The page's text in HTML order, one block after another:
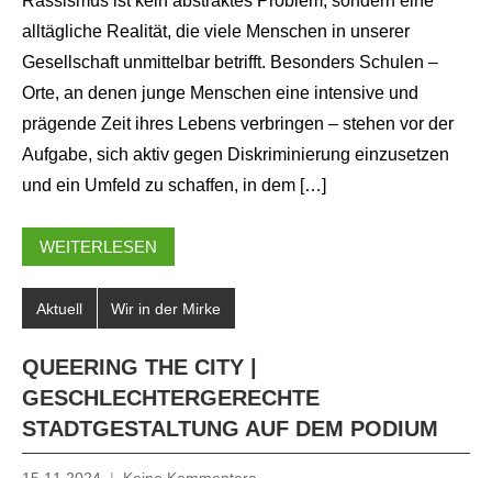
alltägliche Realität, die viele Menschen in unserer
Gesellschaft unmittelbar betrifft. Besonders Schulen –
Orte, an denen junge Menschen eine intensive und
prägende Zeit ihres Lebens verbringen – stehen vor der
Aufgabe, sich aktiv gegen Diskriminierung einzusetzen
und ein Umfeld zu schaffen, in dem […]
WEITERLESEN
Aktuell Wir in der Mirke
QUEERING THE CITY |
GESCHLECHTERGERECHTE
STADTGESTALTUNG AUF DEM PODIUM